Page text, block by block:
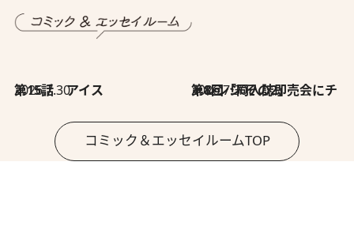
2026.7.30
第15話 アイス 2026.7.30
第8回「同人誌即売会にチャレンジ その2」
コミック＆エッセイルームTOP